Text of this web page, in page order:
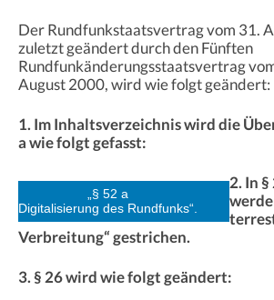
Der Rundfunkstaatsvertrag vom 31.
zuletzt geändert durch den Fünften
Rundfunkänderungsstaatsvertrag
August 2000, wird wie folgt geändert:
1. Im Inhaltsverzeichnis wird die
a wie folgt gefasst:
„§ 52 a
Digitalisierung des Rundfunks“.
2. In §
Verbreitung“ gestrichen.
3. § 26 wird wie folgt geändert: